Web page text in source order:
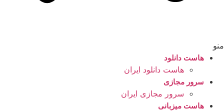
منو
هاست دانلود
هاست دانلود ایران
سرور مجازی
سرور مجازی ایران
هاست میزبانی